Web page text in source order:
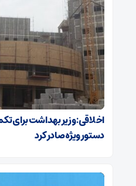
اخلاقی: وزیر بهداشت برای
دستور ویژه‌ صادر کرد